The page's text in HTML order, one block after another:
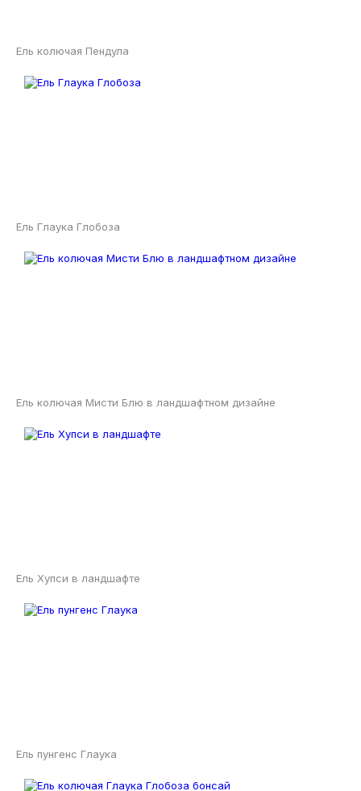
Ель колючая Пендула
Ель Глаука Глобоза
Ель колючая Мисти Блю в ландшафтном дизайне
Ель Хупси в ландшафте
Ель пунгенс Глаука